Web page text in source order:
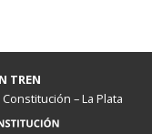
TREN
– La Plata